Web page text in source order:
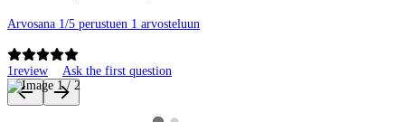
Arvosana 1/5 perustuen 1 arvosteluun
1review Ask the first question
Product images and videos